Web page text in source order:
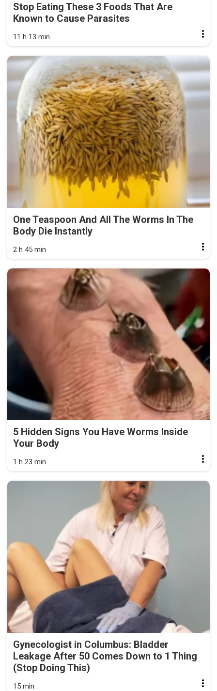
Stop Eating These 3 Foods That Are
Known to Cause Parasites
11 h 13 min
One Teaspoon And All The Worms In The
Body Die Instantly
2 h 45 min
5 Hidden Signs You Have Worms Inside
Your Body
1 h 23 min
Gynecologist in Columbus: Bladder
Leakage After 50 Comes Down to 1 Thing
(Stop Doing This)
15 min